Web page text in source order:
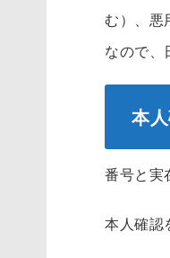
む）、悪
なので、
本
番号と実
本人確認